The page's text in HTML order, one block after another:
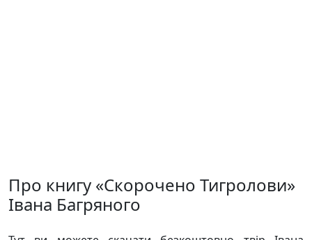
Про книгу «Скорочено Тигролови»
Івана Багряного